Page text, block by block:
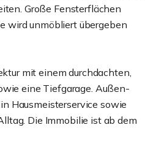
Große Fensterflächen
wird unmöbliert übergeben
mit einem durchdachten,
eine Tiefgarage. Außen-
Hausmeisterservice sowie
Die Immobilie ist ab dem